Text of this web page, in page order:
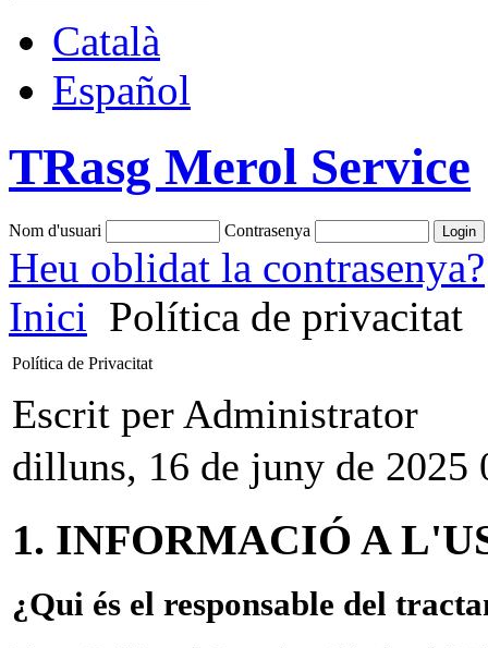
Català
Español
TRasg Merol Service
Nom d'usuari Contrasenya
Heu oblidat la contrasenya?
Inici Política de privacitat
Política de Privacitat
Escrit per Administrator
dilluns, 16 de juny de 2025
1. INFORMACIÓ A
¿Qui és el responsable del